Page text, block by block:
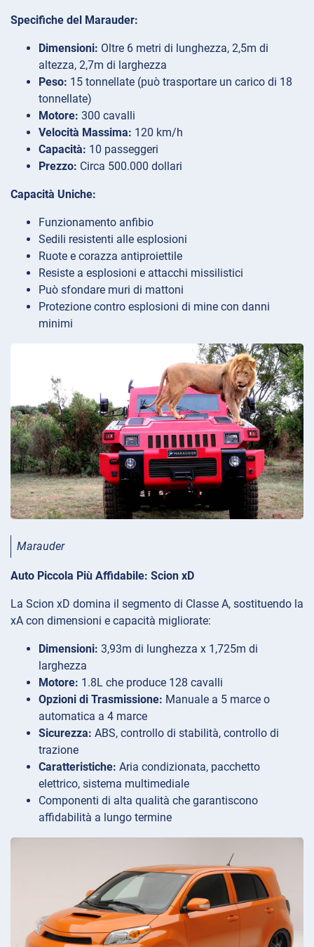
Specifiche del Marauder:
Dimensioni: Oltre 6 metri di lunghezza, 2,5m di
altezza, 2,7m di larghezza
Peso: 15 tonnellate (può trasportare un carico di 18
tonnellate)
Motore: 300 cavalli
Velocità Massima: 120 km/h
Capacità: 10 passeggeri
Prezzo: Circa 500.000 dollari
Capacità Uniche:
Funzionamento anfibio
Sedili resistenti alle esplosioni
Ruote e corazza antiproiettile
Resiste a esplosioni e attacchi missilistici
Può sfondare muri di mattoni
Protezione contro esplosioni di mine con danni
minimi
Marauder
Auto Piccola Più Affidabile: Scion xD
La Scion xD domina il segmento di Classe A, sostituendo la
xA con dimensioni e capacità migliorate:
Dimensioni: 3,93m di lunghezza x 1,725m di
larghezza
Motore: 1.8L che produce 128 cavalli
Opzioni di Trasmissione: Manuale a 5 marce o
automatica a 4 marce
Sicurezza: ABS, controllo di stabilità, controllo di
trazione
Caratteristiche: Aria condizionata, pacchetto
elettrico, sistema multimediale
Componenti di alta qualità che garantiscono
affidabilità a lungo termine